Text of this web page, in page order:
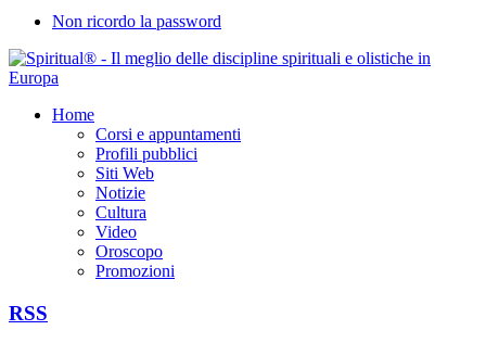
Non ricordo la password
Home
Corsi e appuntamenti
Profili pubblici
Siti Web
Notizie
Cultura
Video
Oroscopo
Promozioni
RSS